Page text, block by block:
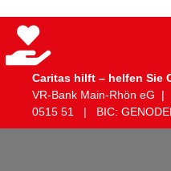
Caritas hilft – helfen Sie
VR-Bank Main-Rhön eG |
0515 ​51 | BIC: